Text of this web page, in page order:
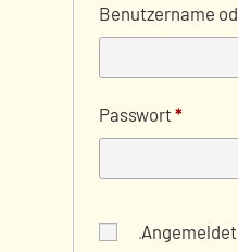
Benutzername
Passwort*